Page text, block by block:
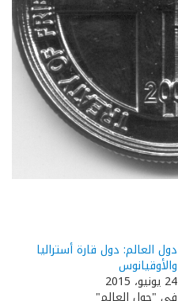
دول العالم: دول قارة أستراليا
والأوقيانوس
24 يونيو، 2015